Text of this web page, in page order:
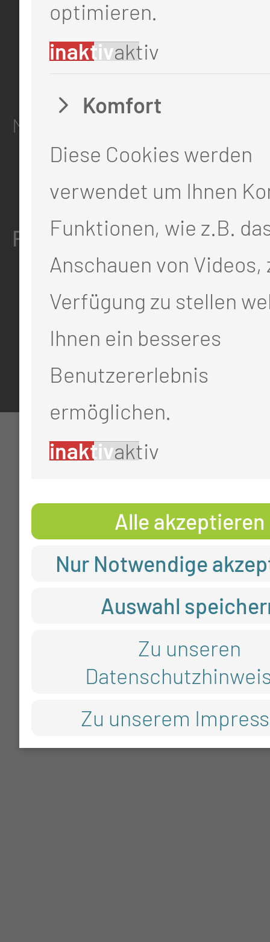
info@mul-ct.de
mul-ct.de
Medizinische Universität
Thiemstr. 111
03048 Cottbus
RECHTLICHES
Datenschutz
Cookie-Einstellungen
optimieren.
inaktivaktiv
Komfort
Diese Cookies werden
verwendet um Ihnen
Funktionen, wie z.B.
Anschauen von Videos,
Verfügung zu stellen
Ihnen ein besseres
Benutzererlebnis
ermöglichen.
inaktivaktiv
Alle akzeptieren
Nur Notwendige
Auswahl
Zu unseren
Zu unserem